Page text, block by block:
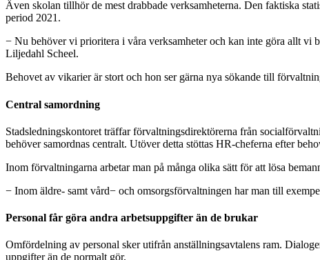
Även skolan tillhör de mest drabbade verksamheterna. Den faktiska
period 2021.
− Nu behöver vi prioritera i våra verksamheter och kan inte göra allt vi
Liljedahl Scheel.
Behovet av vikarier är stort och hon ser gärna nya sökande till
Central samordning
Stadsledningskontoret träffar förvaltningsdirektörerna från
behöver samordnas centralt. Utöver detta stöttas HR-cheferna efter
Inom förvaltningarna arbetar man på många olika sätt för att lösa
− Inom äldre- samt vård− och omsorgsförvaltningen har man till
Personal får göra andra arbetsuppgifter än de brukar
Omfördelning av personal sker utifrån anställningsavtalens ram.
uppgifter än de normalt gör.